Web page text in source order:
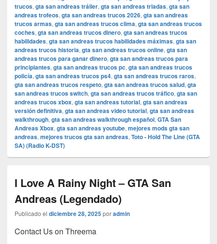
trucos, gta san andreas tráiler, gta san andreas triadas, gta san
andreas trofeos, gta san andreas trucos 2026, gta san andreas
trucos armas, gta san andreas trucos clima, gta san andreas trucos
coches, gta san andreas trucos dinero, gta san andreas trucos
habilidades, gta san andreas trucos habilidades máximas, gta san
andreas trucos historia, gta san andreas trucos online, gta san
andreas trucos para ganar dinero, gta san andreas trucos para
principiantes, gta san andreas trucos pc, gta san andreas trucos
policía, gta san andreas trucos ps4, gta san andreas trucos raros,
gta san andreas trucos respeto, gta san andreas trucos salud, gta
san andreas trucos switch, gta san andreas trucos tráfico, gta san
andreas trucos xbox, gta san andreas tutorial, gta san andreas
versión definitiva, gta san andreas video tutorial, gta san andreas
walkthrough, gta san andreas walkthrough español, GTA San
Andreas Xbox, gta san andreas youtube, mejores mods gta san
andreas, mejores trucos gta san andreas, Toto - Hold The Line (GTA
SA) (Radio K-DST)
I Love A Rainy Night – GTA San
Andreas (Legendado)
Publicado el diciembre 28, 2025poradmin
Contact Us on Threema